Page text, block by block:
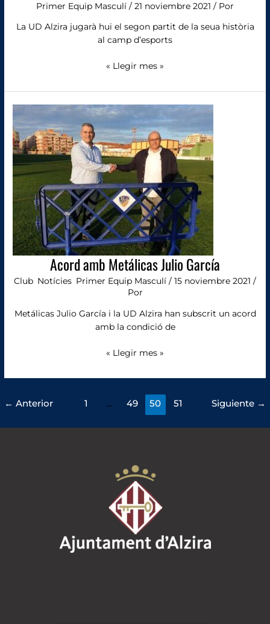
Primer Equip Masculí / 21 noviembre 2021 / Por
La UD Alzira jugarà hui el segon partit de la seua història
al camp d’esports
« Llegir mes »
Acord amb Metálicas Julio García
Club Notícies Primer Equip Masculí / 15 noviembre 2021 /
Por
Metálicas Julio García i la UD Alzira han subscrit un acord
amb la condició de
amb
Metálicas
Julio
García
« Llegir mes »
← Anterior 1 … 49 50 51 Siguiente →